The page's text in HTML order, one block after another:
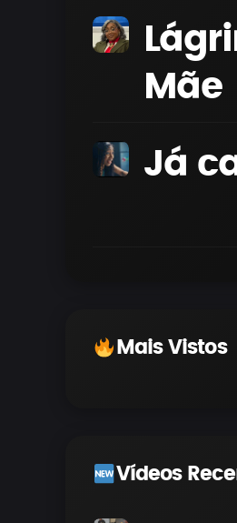
Mãe
Já
Mais Vistos
Vídeos